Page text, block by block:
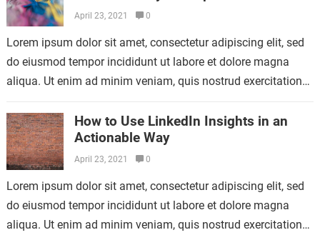
April 23, 2021 0
Lorem ipsum dolor sit amet, consectetur adipiscing elit, sed
do eiusmod tempor incididunt ut labore et dolore magna
aliqua. Ut enim ad minim veniam, quis nostrud exercitation
How to Use LinkedIn Insights in an
Actionable Way
April 23, 2021 0
Lorem ipsum dolor sit amet, consectetur adipiscing elit, sed
do eiusmod tempor incididunt ut labore et dolore magna
aliqua. Ut enim ad minim veniam, quis nostrud exercitation